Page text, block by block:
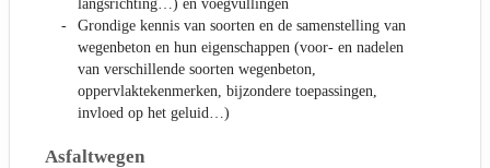
langsrichting…) en voegvullingen
Grondige kennis van soorten en de samenstelling van
wegenbeton en hun eigenschappen (voor- en nadelen
van verschillende soorten wegenbeton,
oppervlaktekenmerken, bijzondere toepassingen,
invloed op het geluid…)
Asfaltwegen